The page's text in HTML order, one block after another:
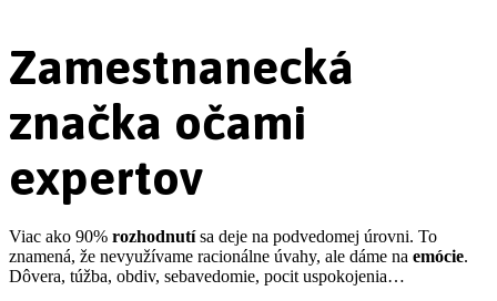
Zamestnanecká
značka očami
expertov
Viac ako 90% rozhodnutísa deje na podvedomej úrovni. To
znamená, že nevyužívame racionálne úvahy, ale dáme na emócie.
Dôvera, túžba, obdiv, sebavedomie, pocit uspokojenia…